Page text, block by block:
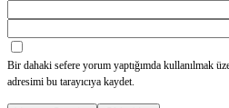
Bir dahaki sefere yorum yaptığımda kullanılmak
adresimi bu tarayıcıya kaydet.